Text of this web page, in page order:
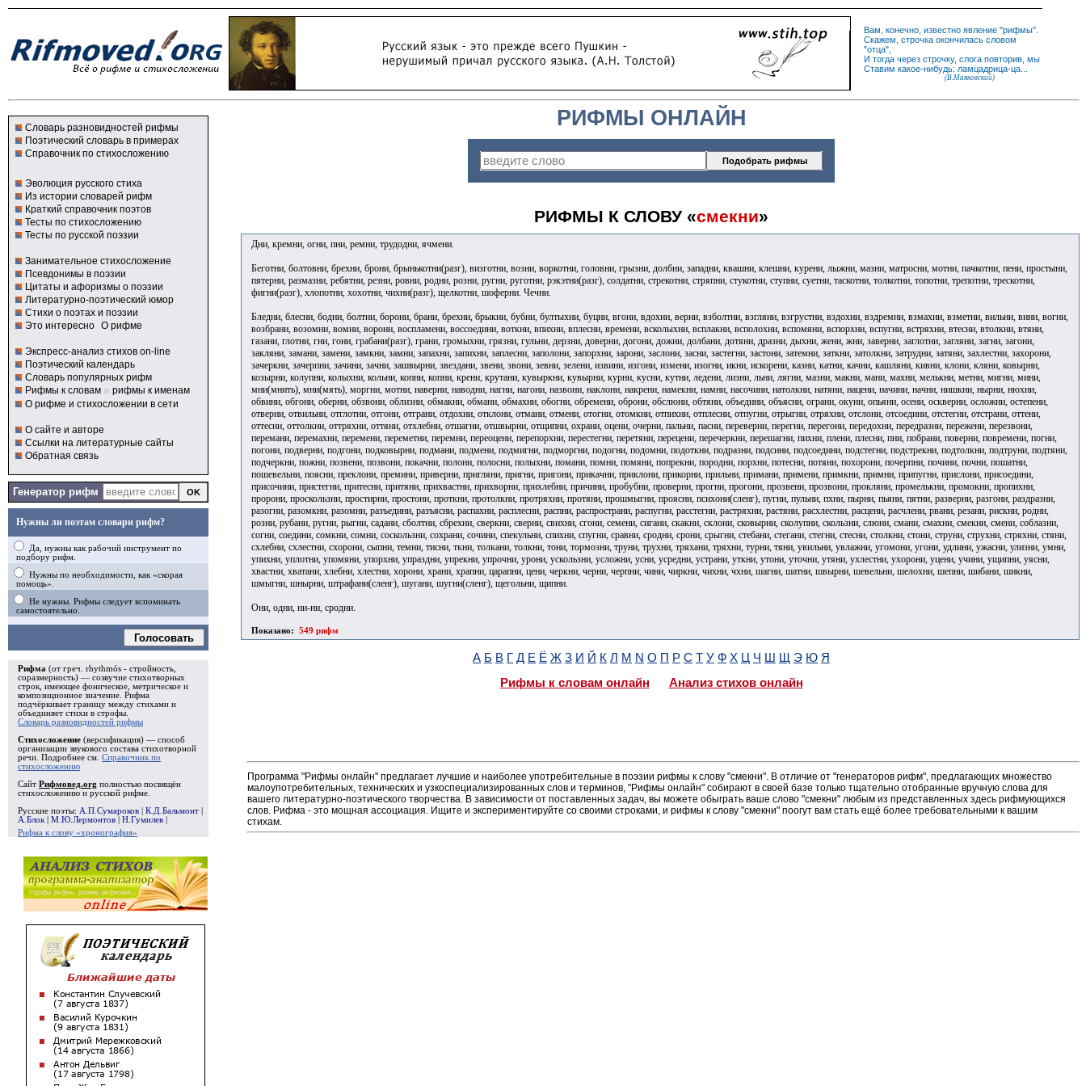
Вам, конечно, известно явление "рифмы".
Скажем, строчка окончилась словом
"отца",
И тогда через строчку, слога повторив, мы
Ставим какое-нибудь: ламцадрица-ца...
(В.Маяковский)
Словарь разновидностей рифмы
Поэтический словарь в примерах
Справочник по стихосложению
Эволюция русского стиха
Из истории словарей рифм
Краткий справочник поэтов
Тесты по стихосложению
Тесты по русской поэзии
Занимательное стихосложение
Псевдонимы в поэзии
Цитаты и афоризмы о поэзии
Литературно-поэтический юмор
Стихи о поэтах и поэзии
Это интересно О рифме
Экспресс-анализ стихов on-line
Поэтический календарь
Словарь популярных рифм
Рифмы к словам и рифмы к именам
О рифме и стихосложении в сети
О сайте и авторе
Ссылки на литературные сайты
Обратная связь
Генератор рифм
Нужны ли поэтам словари рифм?
Да, нужны как рабочий инструмент по
подбору рифм.
Нужны по необходимости, как «скорая
помощь».
Не нужны. Рифмы следует вспоминать
самостоятельно.
Голосовать
Рифма (от греч. rhythmós - стройность,
соразмерность) — созвучие стихотворных
строк, имеющее фоническое, метрическое и
композиционное значение. Рифма
подчёркивает границу между стихами и
объединяет стихи в строфы
Словарь разновидностей рифмы
Стихосложение (версификация) — способ
организации звукового состава стихотворной
речи. Подробнее см. Справочник по
стихосложению
Сайт Рифмовед.org полностью посвящён
стихосложению и русской рифме.
Русские поэты: А.П.Сумароков К.Д.Бальмонт
А.Блок
М.Ю.Лермонтов Н.Гумилев
Рифма к слову «хронография»
РИФМЫ ОНЛАЙН
РИФМЫ К СЛОВУ «смекни»
Дни, кремни, огни, пни, ремни, трудодни, ячмени.
Беготни, болтовни, брехни, брони, брынькотни(разг), визготни, возни, воркотни, головни, грызни, долбни, западни, квашни, клешни, курени, лыжни, мазни, матросни, мотни, пачкотни, пени, простыни,
пятерни, размазни, ребятни, резни, ровни, родни, розни, ругни, руготни, рэкэтни(разг), солдатни, стрекотни, стряпни, стукотни, ступни, суетни, таскотни, толкотни, топотни, трепотни, трескотни,
фигни(разг), хлопотни, хохотни, чихни(разг), щелкотни, шоферни. Чечни.
Бледни, блесни, бодни, болтни, борони, брани, брехни, брыкни, бубни, бултыхни, буцни, вгони, вдохни, верни, взболтни, взгляни, взгрустни, вздохни, вздремни, взмахни, взметни, вильни, вини, вогни,
возбрани, возомни, вомни, ворони, воспламени, воссоедини, воткни, впихни, вплесни, времени, всколыхни, всплакни, всполохни, вспомяни, вспорхни, вспугни, встряхни, втесни, втолкни, втяни,
газани, глотни, гни, гони, грабани(разг), грани, громыхни, грязни, гульни, дерзни, доверни, догони, дожни, долбани, дотяни, дразни, дыхни, жени, жни, заверни, заглотни, загляни, загни, загони,
закляни, замани, замени, замкни, замни, запахни, запихни, заплесни, заполони, запорхни, зарони, заслони, засни, застегни, застони, затемни, заткни, затолкни, затрудни, затяни, захлестни, захорони,
зачеркни, зачерпни, зачини, зачни, зашвырни, звездани, звени, звони, зевни, зелени, извини, изгони, измени, изогни, икни, искорени, казни, катни, качни, кашляни, кивни, клони, кляни, ковырни,
козырни, колупни, колыхни, кольни, копни, копни, крени, крутани, кувыркни, кувырни, курни, кусни, кутни, ледени, лизни, льни, лягни, мазни, макни, мани, махни, мелькни, метни, мигни, мини,
мни(мнить), мни(мять), моргни, мотни, наверни, наводни, нагни, нагони, назвони, наклони, накрени, намекни, намни, насочини, натолкни, натяни, нацени, начини, начни, нишкни, нырни, нюхни,
обвини, обгони, оберни, обзвони, облизни, обмакни, обмани, обмахни, обогни, обремени, оброни, обслюни, обтяни, объедини, объясни, ограни, окуни, опьяни, осени, оскверни, осложни, остепени,
отверни, отвильни, отглотни, отгони, отграни, отдохни, отклони, отмани, отмени, отогни, отомкни, отпихни, отплесни, отпугни, отрыгни, отряхни, отслони, отсоедини, отстегни, отстрани, оттени,
оттесни, оттолкни, оттряхни, оттяни, отхлебни, отшагни, отшвырни, отщипни, охрани, оцени, очерни, пальни, пасни, переверни, перегни, перегони, передохни, передразни, пережени, перезвони,
перемани, перемахни, перемени, переметни, перемни, переоцени, перепорхни, перестегни, перетяни, перецени, перечеркни, перешагни, пихни, плени, плесни, пни, побрани, поверни, повремени, погни,
погони, подверни, подгони, подковырни, подмани, подмени, подмигни, подморгни, подогни, подомни, подоткни, подразни, подсини, подсоедини, подстегни, подстрекни, подтолкни, подтруни, подтяни,
подчеркни, пожни, позвени, позвони, покачни, полони, полосни, полыхни, помани, помни, помяни, попрекни, породни, порхни, потесни, потяни, похорони, почерпни, почини, почни, пошатни,
пошевельни, поясни, преклони, премини, приверни, пригляни, пригни, пригони, прикачни, приклони, прикорни, прильни, примани, примени, примкни, примни, припугни, прислони, присоедини,
присочини, пристегни, притесни, притяни, прихвастни, прихворни, прихлебни, причини, пробубни, проверни, прогни, прогони, прозвени, прозвони, прокляни, промелькни, промокни, пропихни,
пророни, проскользни, простирни, простони, проткни, протолкни, протряхни, протяни, прошмыгни, проясни, психони(сленг), пугни, пульни, пхни, пырни, пьяни, пятни, разверни, разгони, раздразни,
разогни, разомкни, разомни, разъедини, разъясни, распахни, расплесни, распни, распространи, распугни, расстегни, растряхни, растяни, расхлестни, расцени, расчлени, рвани, резани, рискни, родни,
розни, рубани, ругни, рыгни, садани, сболтни, сбрехни, сверкни, сверни, свихни, сгони, семени, сигани, скакни, склони, сковырни, сколупни, скользни, слюни, смани, смахни, смекни, смени, соблазни,
согни, соедини, сомкни, сомни, соскользни, сохрани, сочини, спекульни, спихни, спугни, сравни, сродни, срони, срыгни, стебани, стегани, стегни, стесни, столкни, стони, струни, струхни, стряхни, стяни,
схлебни, схлестни, схорони, сыпни, темни, тисни, ткни, толкани, толкни, тони, тормозни, труни, трухни, тряхани, тряхни, турни, тяни, увильни, увлажни, угомони, угони, удлини, ужасни, улизни, умни,
упихни, уплотни, упомяни, упорхни, упраздни, упрекни, упрочни, урони, ускользни, усложни, усни, усредни, устрани, уткни, утони, уточни, утяни, ухлестни, ухорони, уцени, учини, ущипни, уясни,
хвастни, хватани, хлебни, хлестни, хорони, храни, храпни, царапни, цени, черкни, черни, черпни, чини, чиркни, чихни, чхни, шагни, шатни, швырни, шевельни, шелохни, шепни, шибани, шикни,
шмыгни, шнырни, штрафани(сленг), шугани, шугни(сленг), щегольни, щипни.
Они, одни, ни-ни, сродни.
Показано: 549 рифм
А Б В Г Д Е Ё Ж З И Й К Л М N О П Р С Т У Ф Х Ц Ч Ш Щ Э Ю Я
Рифмы к словам онлайн
Анализ стихов онлайн
Программа "Рифмы онлайн" предлагает лучшие и наиболее употребительные в поэзии рифмы к слову "смекни". В отличие от "генераторов рифм", предлагающих множество
малоупотребительных, технических и узкоспециализированных слов и терминов, "Рифмы онлайн" собирают в своей базе только тщательно отобранные вручную слова для
вашего литературно-поэтического творчества. В зависимости от поставленных задач, вы можете обыграть ваше слово "смекни" любым из представленных здесь рифмующихся
слов. Рифма - это мощная ассоциация. Ищите и экспериментируйте со своими строками, и рифмы к слову "смекни" поогут вам стать ещё более требовательными к вашим
стихам.